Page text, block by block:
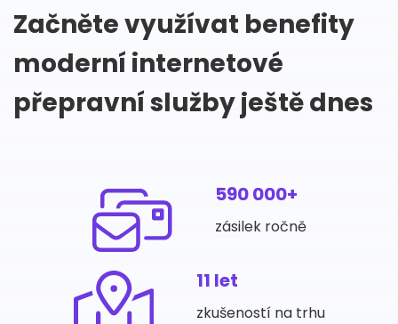
Začněte využívat benefity
moderní internetové
přepravní služby ještě dnes
590 000+
zásilek ročně
11 let
zkušeností na trhu